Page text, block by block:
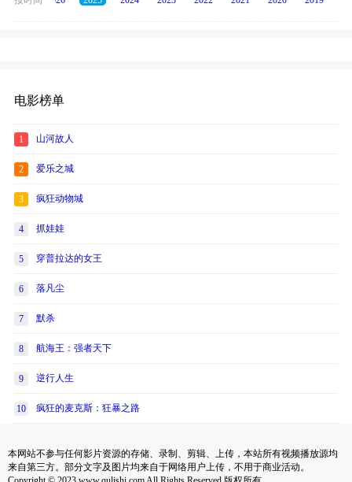
电影榜单
1 山河故人
2 爱乐之城
3 疯狂动物城
4 抓娃娃
5 穿普拉达的女王
6 落凡尘
7 默杀
8 航海王：强者天下
9 逆行人生
10 疯狂的麦克斯：狂暴之路
本网站不参与任何影片资源的存储、录制、剪辑、上传，本站所有视频播放源均
来自第三方。部分文字及图片均来自于网络用户上传，不用于商业活动。